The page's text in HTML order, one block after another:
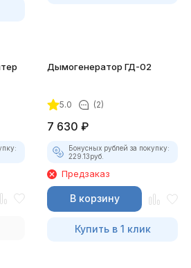
Дымогенератор ГД-02
5.0 (2)
7 630 ₽
Бонусных рублей за покупку:
229.13руб.
Предзаказ
В корзину
Купить в 1 клик